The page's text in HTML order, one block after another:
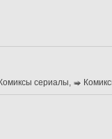
Комиксы сериалы,